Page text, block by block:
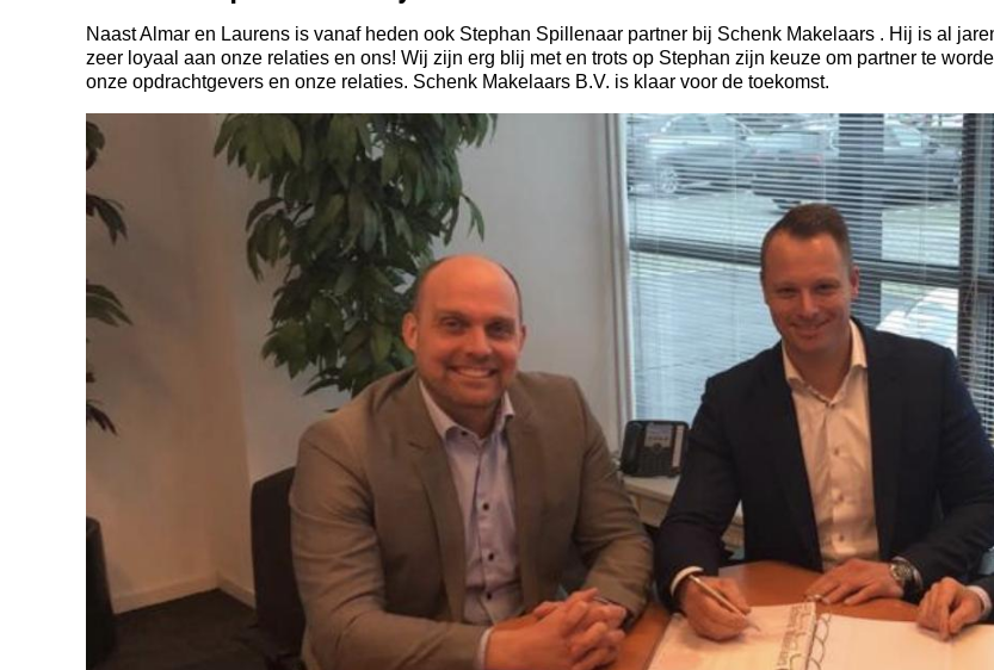
Naast Almar en Laurens is vanaf heden ook Stephan Spillenaar partner bij Schenk Makelaars . Hij is al
zeer loyaal aan onze relaties en ons! Wij zijn erg blij met en trots op Stephan zijn keuze om partner te
onze opdrachtgevers en onze relaties. Schenk Makelaars B.V. is klaar voor de toekomst.